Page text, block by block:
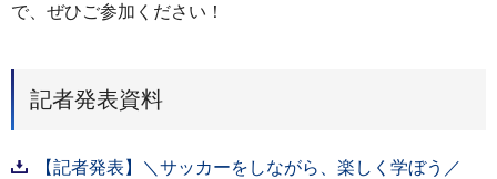
で、ぜひご参加ください！
記者発表資料
【記者発表】＼サッカーをしながら、楽しく学ぼう／